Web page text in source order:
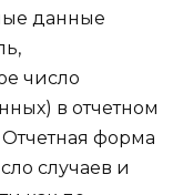
данные
число
в отчетном
форма
случаев и